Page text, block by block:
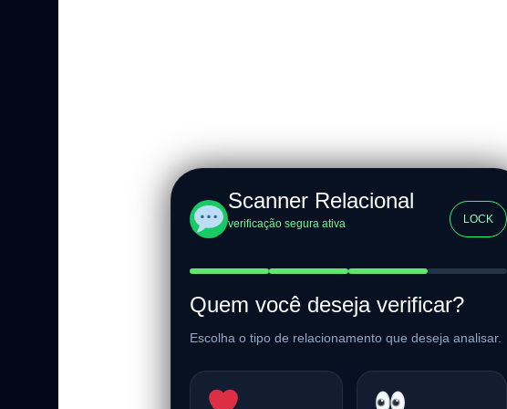
Scanner Relacional
verificação segura ativa LOCK
Quem você deseja verificar?
Escolha o tipo de relacionamento que deseja analisar.